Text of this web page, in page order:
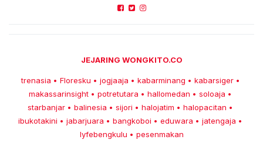
JEJARING WONGKITO.CO
trenasia • Floresku • jogjaaja • kabarminang • kabarsiger •
makassarinsight • potretutara • hallomedan • soloaja •
starbanjar • balinesia • sijori • halojatim • halopacitan •
ibukotakini • jabarjuara • bangkoboi • eduwara • jatengaja •
lyfebengkulu • pesenmakan